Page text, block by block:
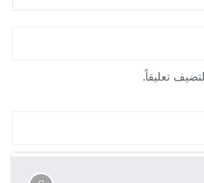
لتضيف تعليقاً.